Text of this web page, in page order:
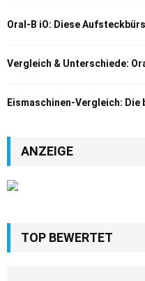
Oral-B iO: Diese
Vergleich & Unterschiede:
Eismaschinen-Vergleich: Die
ANZEIGE
TOP BEWERTET